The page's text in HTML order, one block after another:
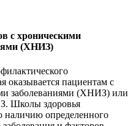
с хроническими
(ХНИЗ)
оказывается пациентам с
заболеваниями (ХНИЗ) или
Школы здоровья
наличию определенного